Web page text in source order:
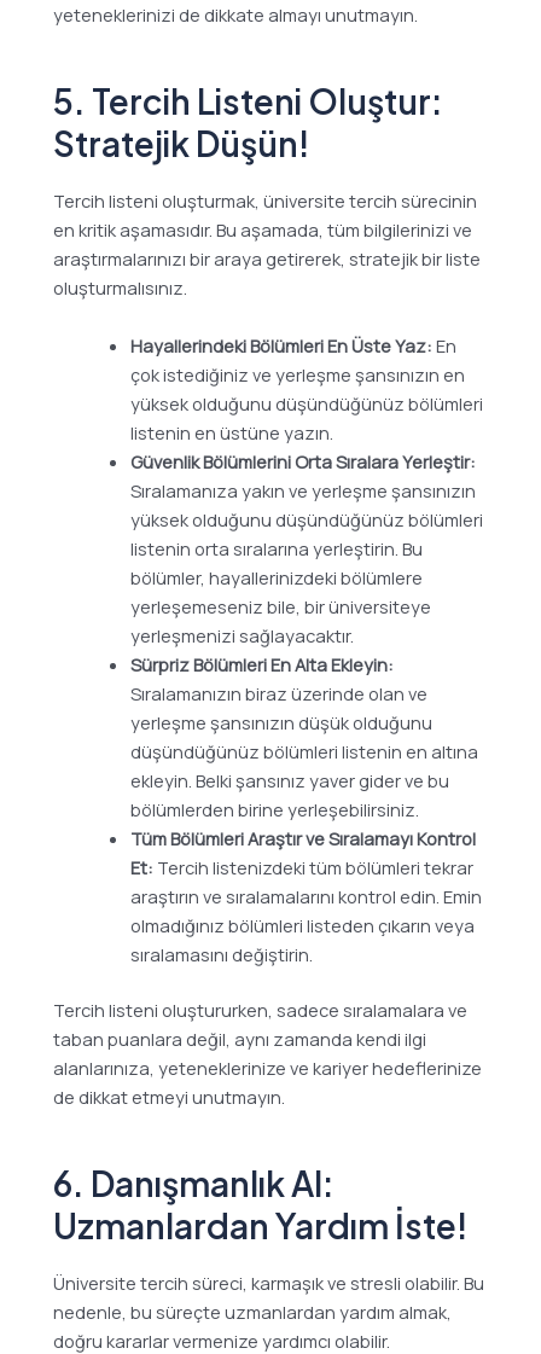
yeteneklerinizi de dikkate almayı unutmayın.
5. Tercih Listeni Oluştur:
Stratejik Düşün!
Tercih listeni oluşturmak, üniversite tercih sürecinin
en kritik aşamasıdır. Bu aşamada, tüm bilgilerinizi ve
araştırmalarınızı bir araya getirerek, stratejik bir liste
oluşturmalısınız.
Hayallerindeki Bölümleri En Üste Yaz: En
çok istediğiniz ve yerleşme şansınızın en
yüksek olduğunu düşündüğünüz bölümleri
listenin en üstüne yazın.
Güvenlik Bölümlerini Orta Sıralara Yerleştir:
Sıralamanıza yakın ve yerleşme şansınızın
yüksek olduğunu düşündüğünüz bölümleri
listenin orta sıralarına yerleştirin. Bu
bölümler, hayallerinizdeki bölümlere
yerleşemeseniz bile, bir üniversiteye
yerleşmenizi sağlayacaktır.
Sürpriz Bölümleri En Alta Ekleyin:
Sıralamanızın biraz üzerinde olan ve
yerleşme şansınızın düşük olduğunu
düşündüğünüz bölümleri listenin en altına
ekleyin. Belki şansınız yaver gider ve bu
bölümlerden birine yerleşebilirsiniz.
Tüm Bölümleri Araştır ve Sıralamayı Kontrol
Et: Tercih listenizdeki tüm bölümleri tekrar
araştırın ve sıralamalarını kontrol edin. Emin
olmadığınız bölümleri listeden çıkarın veya
sıralamasını değiştirin.
Tercih listeni oluştururken, sadece sıralamalara ve
taban puanlara değil, aynı zamanda kendi ilgi
alanlarınıza, yeteneklerinize ve kariyer hedeflerinize
de dikkat etmeyi unutmayın.
6. Danışmanlık Al:
Uzmanlardan Yardım İste!
Üniversite tercih süreci, karmaşık ve stresli olabilir. Bu
nedenle, bu süreçte uzmanlardan yardım almak,
doğru kararlar vermenize yardımcı olabilir.